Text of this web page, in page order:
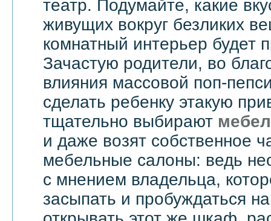
театр. Подумайте, какие
живущих вокруг безликих
комнатный интерьер будет
Зачастую родители, во
влияния массовой поп-
сделать ребенку этакую
тщательно выбирают
и даже возят собственное
мебельные салоны: ведь
с мнением владельца,
засыпать и пробуждаться